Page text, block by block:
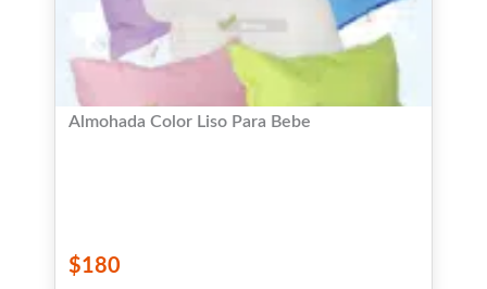
Almohada Color Liso Para Bebe
$180